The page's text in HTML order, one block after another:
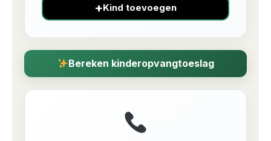
+Kind toevoegen
Bereken kinderopvangtoeslag